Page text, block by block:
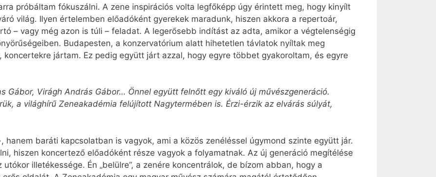
próbáltam fókuszálni. A zene inspirációs volta legfőképp úgy érintett meg, hogy kinyílt
világ. Ilyen értelemben előadóként gyerekek maradunk, hiszen akkora a repertoár,
– vagy még azon is túli – feladat. A legerősebb indítást az adta, amikor a végtelenségig
Budapesten, a konzervatórium alatt hihetetlen távlatok nyíltak meg
jártam. Ez pedig együtt járt azzal, hogy egyre többet gyakoroltam, és egyre
Gábor, Virágh András Gábor… Önnel együtt felnőtt egy kiváló új művészgeneráció.
a világhírű Zeneakadémia felújított Nagytermében is. Érzi-érzik az elvárás súlyát,
hanem baráti kapcsolatban is vagyok, ami a közös zenéléssel úgymond szinte együtt jár.
hiszen koncertező előadóként része vagyok a folyamatnak. Az új generáció megítélése
illetékessége. Én „belülre”, a zenére koncentrálok, de bízom abban, hogy a